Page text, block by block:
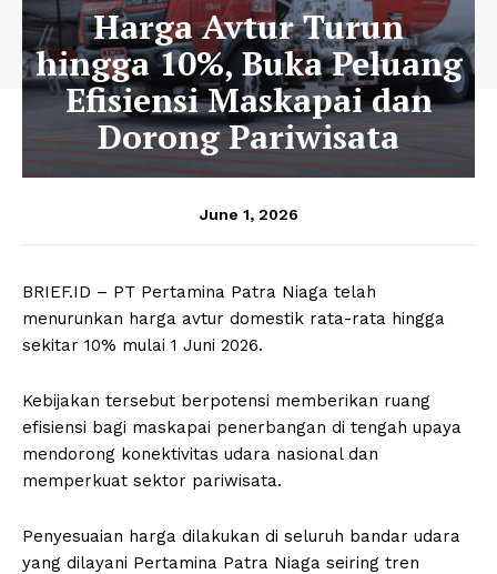
Harga Avtur Turun
hingga 10%, Buka Peluang
Efisiensi Maskapai dan
Dorong Pariwisata
June 1, 2026
BRIEF.ID – PT Pertamina Patra Niaga telah
menurunkan harga avtur domestik rata-rata hingga
sekitar 10% mulai 1 Juni 2026.
Kebijakan tersebut berpotensi memberikan ruang
efisiensi bagi maskapai penerbangan di tengah upaya
mendorong konektivitas udara nasional dan
memperkuat sektor pariwisata.
Penyesuaian harga dilakukan di seluruh bandar udara
yang dilayani Pertamina Patra Niaga seiring tren